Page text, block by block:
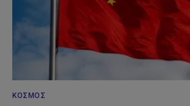
ΚΌΣΜΟΣ